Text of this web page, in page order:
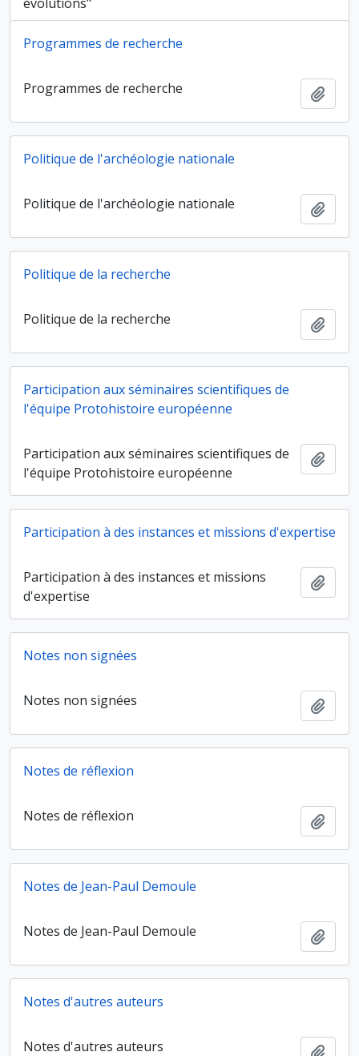
Programmes de recherche
Programmes de recherche
Politique de l'archéologie nationale
Politique de l'archéologie nationale
Politique de la recherche
Politique de la recherche
Participation aux séminaires scientifiques de
l'équipe Protohistoire européenne
Participation aux séminaires scientifiques de
l'équipe Protohistoire européenne
Participation à des instances et missions d'expertise
Participation à des instances et missions
d'expertise
Notes non signées
Notes non signées
Notes de réflexion
Notes de réflexion
Notes de Jean-Paul Demoule
Notes de Jean-Paul Demoule
Notes d'autres auteurs
Notes d'autres auteurs